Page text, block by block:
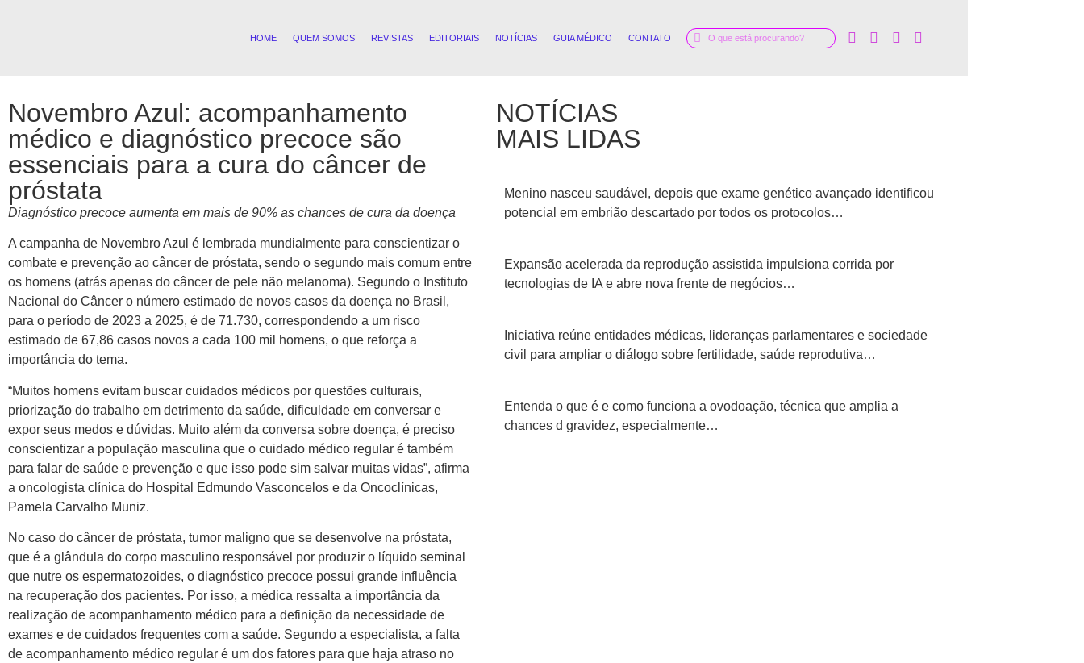
HOME QUEM SOMOS REVISTAS EDITORIAIS NOTÍCIAS GUIA MÉDICO CONTATO
Novembro Azul: acompanhamento
médico e diagnóstico precoce são
essenciais para a cura do câncer de
próstata
Diagnóstico precoce aumenta em mais de 90% as chances de cura da doença
A campanha de Novembro Azul é lembrada mundialmente para conscientizar o
combate e prevenção ao câncer de próstata, sendo o segundo mais comum entre
os homens (atrás apenas do câncer de pele não melanoma). Segundo o Instituto
Nacional do Câncer o número estimado de novos casos da doença no Brasil,
para o período de 2023 a 2025, é de 71.730, correspondendo a um risco
estimado de 67,86 casos novos a cada 100 mil homens, o que reforça a
importância do tema.
“Muitos homens evitam buscar cuidados médicos por questões culturais,
priorização do trabalho em detrimento da saúde, dificuldade em conversar e
expor seus medos e dúvidas. Muito além da conversa sobre doença, é preciso
conscientizar a população masculina que o cuidado médico regular é também
para falar de saúde e prevenção e que isso pode sim salvar muitas vidas”, afirma
a oncologista clínica do Hospital Edmundo Vasconcelos e da Oncoclínicas,
Pamela Carvalho Muniz.
No caso do câncer de próstata, tumor maligno que se desenvolve na próstata,
que é a glândula do corpo masculino responsável por produzir o líquido seminal
que nutre os espermatozoides, o diagnóstico precoce possui grande influência
na recuperação dos pacientes. Por isso, a médica ressalta a importância da
realização de acompanhamento médico para a definição da necessidade de
exames e de cuidados frequentes com a saúde. Segundo a especialista, a falta
de acompanhamento médico regular é um dos fatores para que haja atraso no
NOTÍCIAS
MAIS LIDAS
Menino nasceu saudável, depois que exame genético avançado identificou
potencial em embrião descartado por todos os protocolos…
Expansão acelerada da reprodução assistida impulsiona corrida por
tecnologias de IA e abre nova frente de negócios…
Iniciativa reúne entidades médicas, lideranças parlamentares e sociedade
civil para ampliar o diálogo sobre fertilidade, saúde reprodutiva…
Entenda o que é e como funciona a ovodoação, técnica que amplia a
chances d gravidez, especialmente…